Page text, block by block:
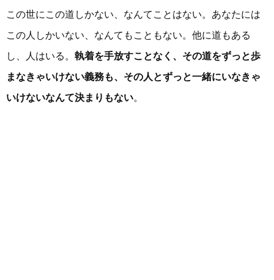
この世にこの道しかない、なんてことはない。あなたには
この人しかいない、なんてもこともない。他に道もある
し、人はいる。 執着を手放すことなく、その道をずっと歩
まなきゃいけない義務も、その人とずっと一緒にいなきゃ
いけないなんて決まりもない。